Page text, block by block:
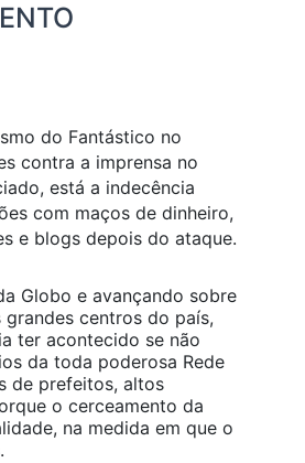
do Fantástico no
contra a imprensa no
está a indecência
com maços de dinheiro,
e blogs depois do ataque.
Globo e avançando sobre
centros do país,
ter acontecido se não
da toda poderosa Rede
de prefeitos, altos
o cerceamento da
na medida em que o